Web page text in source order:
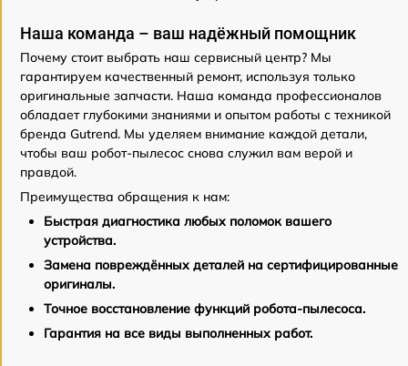
Наша команда – ваш надёжный помощник
Почему стоит выбрать наш сервисный центр? Мы
гарантируем качественный ремонт, используя только
оригинальные запчасти. Наша команда профессионалов
обладает глубокими знаниями и опытом работы с техникой
бренда Gutrend. Мы уделяем внимание каждой детали,
чтобы ваш робот-пылесос снова служил вам верой и
правдой.
Преимущества обращения к нам:
Быстрая диагностика любых поломок вашего
устройства.
Замена повреждённых деталей на сертифицированные
оригиналы.
Точное восстановление функций робота-пылесоса.
Гарантия на все виды выполненных работ.